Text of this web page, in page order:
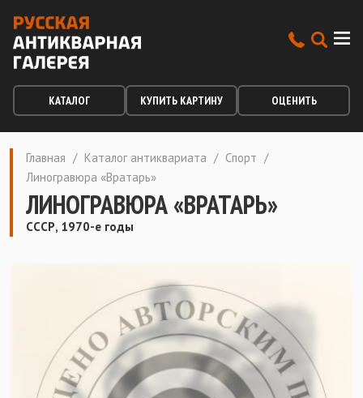
КАТАЛОГ КУПИТЬ КАРТИНУ ОЦЕНИТЬ
Главная / Каталог антиквариата / Спорт /
Линогравюра «Вратарь»
ЛИНОГРАВЮРА «ВРАТАРЬ»
СССР, 1970-е годы